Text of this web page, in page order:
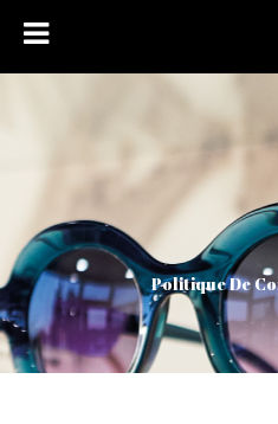
Politique De